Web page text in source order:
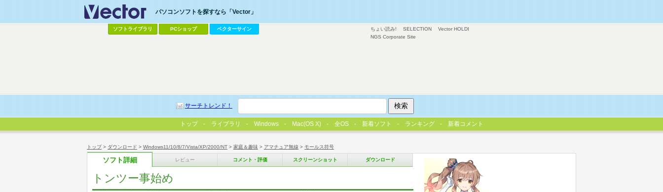
トップ> ダウンロード > Windows11/10/8/7/Vista/XP/2000/NT > 家庭＆趣味 > アマチュア無線 > モールス符号
ソフト詳細 レビュー コメント・評価 スクリーンショット ダウンロード
トンツー事始め
ちょい読み! SELECTION
Vector HOLDI
NGS Corporate Site
パソコンソフトを探すなら「Vector」
ソフトライブラリ PCショップ ベクターサイン
サーチトレンド！
トップ ライブラリ Windows Mac(OS X) 全OS 新着ソフト ランキング 新着コメント